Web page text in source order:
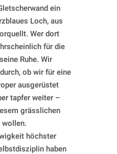
ein
Loch, aus
Wer dort
für die
Ruhe. Wir
ob wir für eine
ausgerüstet
tapfer weiter –
grässlichen
wollen.
höchster
haben